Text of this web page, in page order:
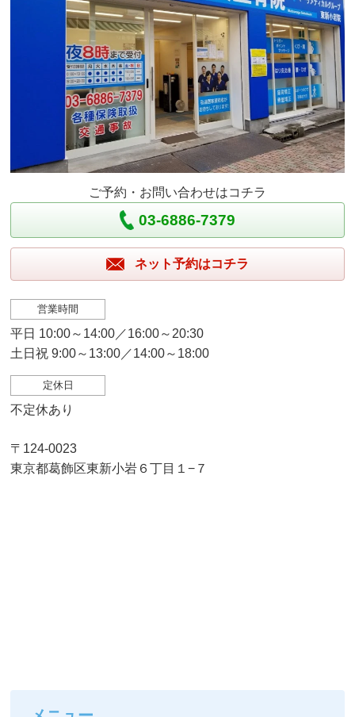
ご予約・お問い合わせはコチラ
03-6886-7379
ネット予約はコチラ
営業時間
平日 10:00～14:00／16:00～20:30
土日祝 9:00～13:00／14:00～18:00
定休日
不定休あり
〒124-0023
東京都葛飾区東新小岩６丁目１−７